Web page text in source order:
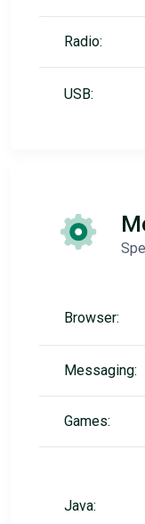
Radio:
USB:
Browser:
Messaging:
Games:
Java: